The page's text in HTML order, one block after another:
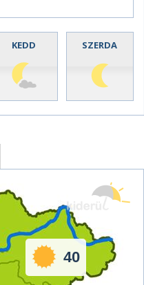
KEDD SZERDA
40